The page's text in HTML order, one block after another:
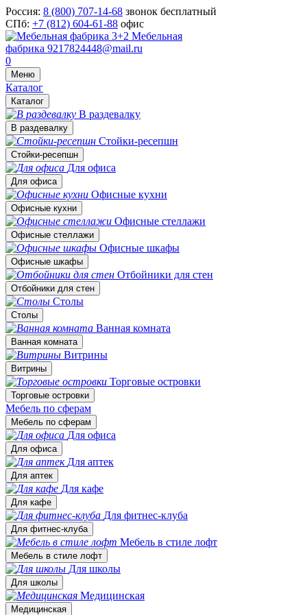
Россия: 8 (800) 707-14-68 звонок бесплатный
СПб: +7 (812) 604-61-88 офис
Мебельная
фабрика 9217824448@mail.ru
0
Меню
Каталог
Каталог
В раздевалку
В раздевалку
Стойки-ресепшн
Стойки-ресепшн
Для офиса
Для офиса
Офисные кухни
Офисные кухни
Офисные стеллажи
Офисные стеллажи
Офисные шкафы
Офисные шкафы
Отбойники для стен
Отбойники для стен
Столы
Столы
Ванная комната
Ванная комната
Витрины
Витрины
Торговые островки
Торговые островки
Мебель по сферам
Мебель по сферам
Для офиса
Для офиса
Для аптек
Для аптек
Для кафе
Для кафе
Для фитнес-клуба
Для фитнес-клуба
Мебель в стиле лофт
Мебель в стиле лофт
Для школы
Для школы
Медицинская
Медицинская